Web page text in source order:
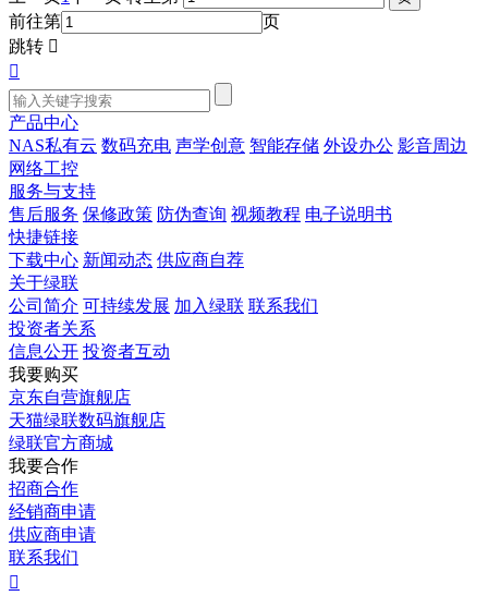
前往第
页
跳转 

产品中心
NAS私有云 数码充电 声学创意 智能存储 外设办公 影音周边
网络工控
服务与支持
售后服务 保修政策 防伪查询 视频教程 电子说明书
快捷链接
下载中心 新闻动态 供应商自荐
关于绿联
公司简介 可持续发展 加入绿联 联系我们
投资者关系
信息公开 投资者互动
我要购买
京东自营旗舰店
天猫绿联数码旗舰店
绿联官方商城
我要合作
招商合作
经销商申请
供应商申请
联系我们
